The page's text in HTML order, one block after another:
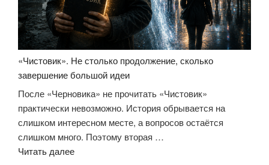
управления,
которые
лучше
выучить
на
чужом
опыте»»
«Чистовик». Не столько продолжение, сколько
завершение большой идеи
После «Черновика» не прочитать «Чистовик»
практически невозможно. История обрывается на
слишком интересном месте, а вопросов остаётся
слишком много. Поэтому вторая …
Читать далее««Чистовик».